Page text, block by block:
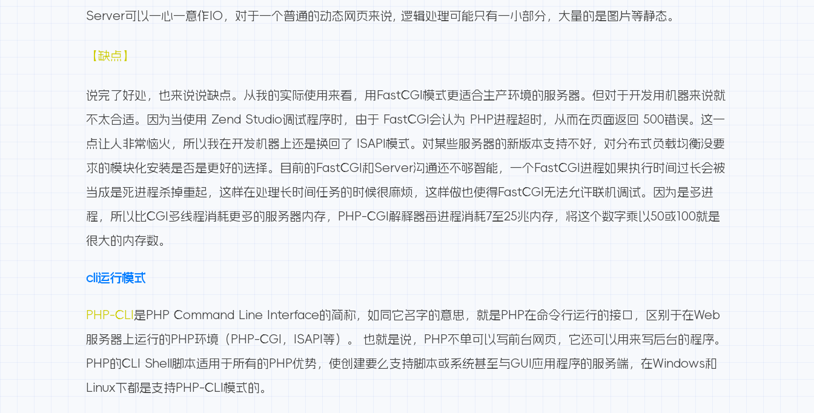
Server可以一心一意作IO，对于一个普通的动态网页来说, 逻辑处理可能只有一小部分，大量的是图片等静态。
【缺点】
说完了好处，也来说说缺点。从我的实际使用来看，用FastCGI模式更适合生产环境的服务器。但对于开发用机器来说就
不太合适。因为当使用 Zend Studio调试程序时，由于 FastCGI会认为 PHP进程超时，从而在页面返回 500错误。这一
点让人非常恼火，所以我在开发机器上还是换回了 ISAPI模式。对某些服务器的新版本支持不好，对分布式负载均衡没要
求的模块化安装是否是更好的选择。目前的FastCGI和Server沟通还不够智能，一个FastCGI进程如果执行时间过长会被
当成是死进程杀掉重起，这样在处理长时间任务的时候很麻烦，这样做也使得FastCGI无法允许联机调试。因为是多进
程，所以比CGI多线程消耗更多的服务器内存，PHP-CGI解释器每进程消耗7至25兆内存，将这个数字乘以50或100就是
很大的内存数。
cli运行模式
PHP-CLI 是PHP Command Line Interface的简称，如同它名字的意思，就是PHP在命令行运行的接口，区别于在Web
服务器上运行的PHP环境（PHP-CGI，ISAPI等）。 也就是说，PHP不单可以写前台网页，它还可以用来写后台的程序。
PHP的CLI Shell脚本适用于所有的PHP优势，使创建要么支持脚本或系统甚至与GUI应用程序的服务端，在Windows和
Linux下都是支持PHP-CLI模式的。